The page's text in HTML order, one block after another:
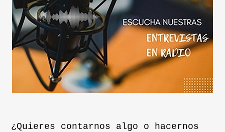
¿Quieres contarnos algo o hacernos